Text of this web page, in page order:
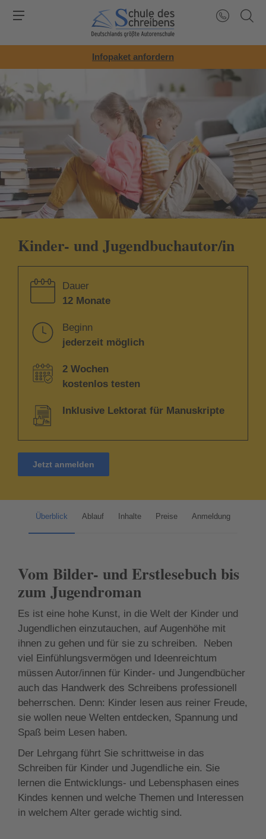
Infopaket anfordern
Kinder- und Jugendbuchautor/in
Dauer
12 Monate
Beginn
jederzeit möglich
2 Wochen
kostenlos testen
Inklusive Lektorat für Manuskripte
Jetzt anmelden
Überblick Ablauf Inhalte Preise Anmeldung
Vom Bilder- und Erstlesebuch bis
zum Jugendroman
Es ist eine hohe Kunst, in die Welt der Kinder und
Jugendlichen einzutauchen, auf Augenhöhe mit
ihnen zu gehen und für sie zu schreiben. Neben
viel Einfühlungsvermögen und Ideenreichtum
müssen Autor/innen für Kinder- und Jungendbücher
auch das Handwerk des Schreibens professionell
beherrschen. Denn: Kinder lesen aus reiner Freude,
sie wollen neue Welten entdecken, Spannung und
Spaß beim Lesen haben.
Der Lehrgang führt Sie schrittweise in das
Schreiben für Kinder und Jugendliche ein. Sie
lernen die Entwicklungs- und Lebensphasen eines
Kindes kennen und welche Themen und Interessen
in welchem Alter gerade wichtig sind.